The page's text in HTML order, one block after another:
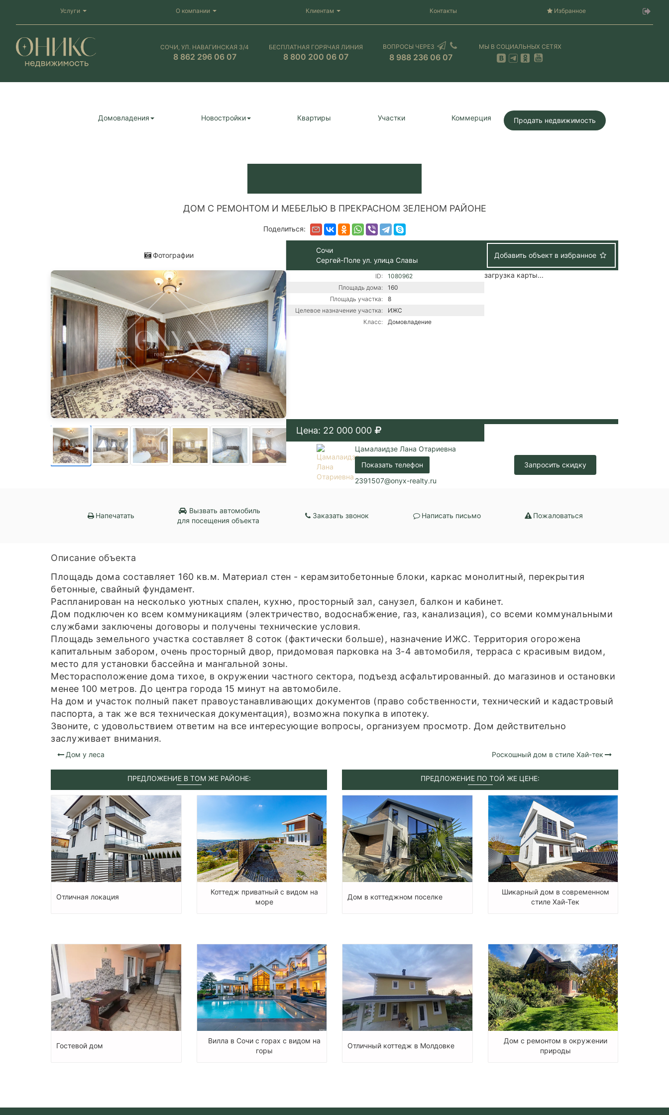
Услуги О компании Клиентам Контакты Избранное
СОЧИ, УЛ. НАВАГИНСКАЯ 3/4
8 862 296 06 07
БЕСПЛАТНАЯ ГОРЯЧАЯ ЛИНИЯ
8 800 200 06 07
ВОПРОСЫ ЧЕРЕЗ
8 988 236 06 07
МЫ В СОЦИАЛЬНЫХ СЕТЯХ
Домовладения Новостройки Квартиры Участки Коммерция Продать недвижимость
ДОМ С РЕМОНТОМ И МЕБЕЛЬЮ В ПРЕКРАСНОМ ЗЕЛЕНОМ РАЙОНЕ
Поделиться:
Фотографии
Сочи
Сергей-Поле ул. улица Славы
Добавить объект в избранное
ID:
1080962
Площадь дома:
160
Площадь участка:
8
Целевое назначение участка:
ИЖС
Класс:
Домовладение
загрузка карты...
Цена: 22 000 000
Цамалаидзе Лана Отариевна
Показать телефон
2391507@onyx-realty.ru
Запросить скидку
Напечатать
Вызвать автомобиль
для посещения объекта
Заказать звонок Написать письмо Пожаловаться
Описание объекта
Площадь дома составляет 160 кв.м. Материал стен - керамзитобетонные блоки, каркас монолитный, перекрытия
бетонные, свайный фундамент.
Распланирован на несколько уютных спален, кухню, просторный зал, санузел, балкон и кабинет.
Дом подключен ко всем коммуникациям (электричество, водоснабжение, газ, канализация), со всеми коммунальными
службами заключены договоры и получены технические условия.
Площадь земельного участка составляет 8 соток (фактически больше), назначение ИЖС. Территория огорожена
капитальным забором, очень просторный двор, придомовая парковка на 3-4 автомобиля, терраса с красивым видом,
место для установки бассейна и мангальной зоны.
Месторасположение дома тихое, в окружении частного сектора, подъезд асфальтированный. до магазинов и остановки
менее 100 метров. До центра города 15 минут на автомобиле.
На дом и участок полный пакет правоустанавливающих документов (право собственности, технический и кадастровый
паспорта, а так же вся техническая документация), возможна покупка в ипотеку.
Звоните, с удовольствием ответим на все интересующие вопросы, организуем просмотр. Дом действительно
заслуживает внимания.
Дом у леса Роскошный дом в стиле Хай-тек
ПРЕДЛОЖЕНИЕ В ТОМ ЖЕ РАЙОНЕ:
Отличная локация
Коттедж приватный с видом на
море
Гостевой дом
Вилла в Сочи с горах с видом на
горы
ПРЕДЛОЖЕНИЕ ПО ТОЙ ЖЕ ЦЕНЕ:
Дом в коттеджном поселке
Шикарный дом в современном
стиле Хай-Тек
Отличный коттедж в Молдовке
Дом с ремонтом в окружении
природы